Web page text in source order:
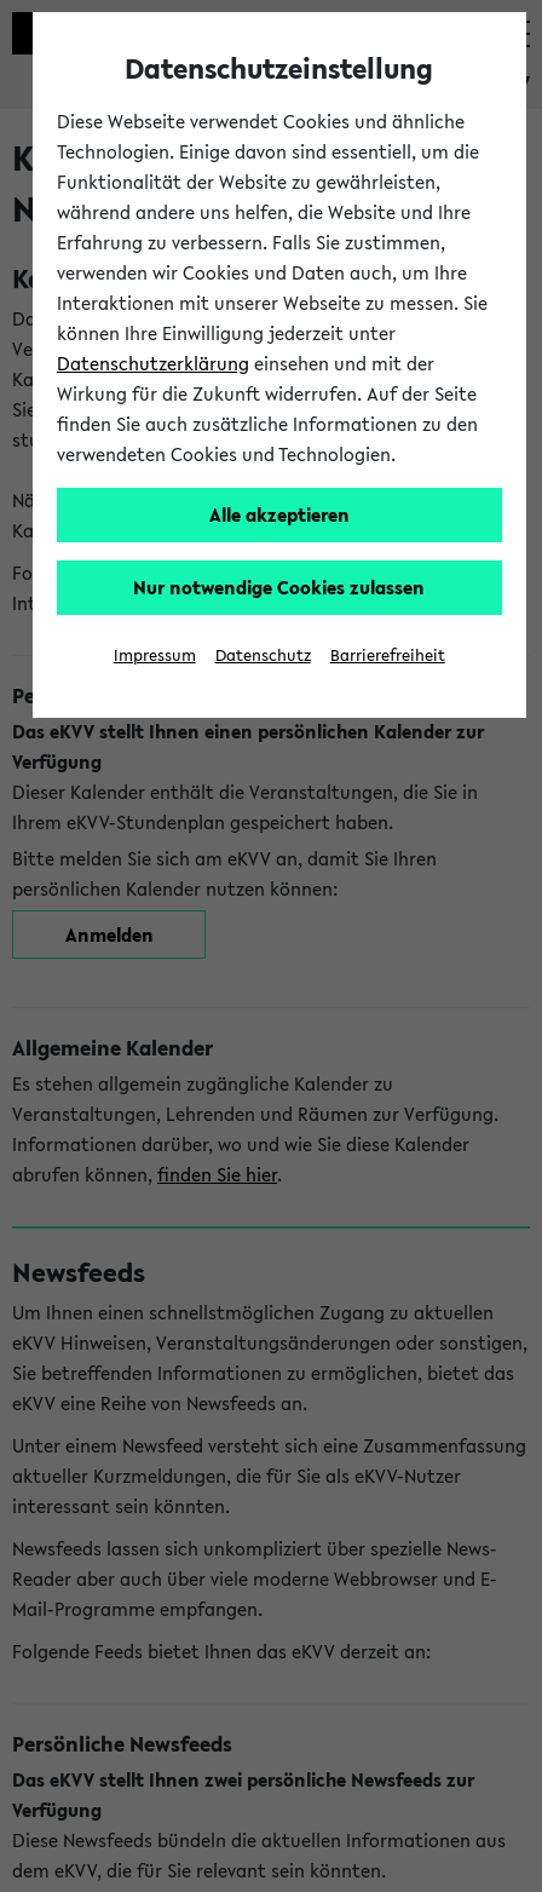
eKVV
Kalenderintegration und
Newsfeeds
Kalenderintegration
Das eKVV bietet Ihnen die Möglichkeit,
Veranstaltungstermine in eine Vielzahl von
Kalenderanwendungen einzubinden. Auf diese Weise können
Sie einen gemeinsamen Überblick über Ihre privaten und
studienbezogenen Termine erhalten.
Näheres zu Vorteilen und Funktionsweise der
Kalenderintegration können Sie auf unserer
Folgende Kalender bietet Ihnen das eKVV derzeit zur
Integration an:
Persönlicher Kalender
Das eKVV stellt Ihnen einen persönlichen Kalender zur
Verfügung
Dieser Kalender enthält die Veranstaltungen, die Sie in
Ihrem eKVV-Stundenplan gespeichert haben.
Bitte melden Sie sich am eKVV an, damit Sie Ihren
persönlichen Kalender nutzen können:
Anmelden
Allgemeine Kalender
Es stehen allgemein zugängliche Kalender zu
Veranstaltungen, Lehrenden und Räumen zur Verfügung.
Informationen darüber, wo und wie Sie diese Kalender
abrufen können, finden Sie hier.
Newsfeeds
Um Ihnen einen schnellstmöglichen Zugang zu aktuellen
eKVV Hinweisen, Veranstaltungsänderungen oder sonstigen,
Sie betreffenden Informationen zu ermöglichen, bietet das
eKVV eine Reihe von Newsfeeds an.
Unter einem Newsfeed versteht sich eine Zusammenfassung
aktueller Kurzmeldungen, die für Sie als eKVV-Nutzer
interessant sein könnten.
Newsfeeds lassen sich unkompliziert über spezielle News-
Reader aber auch über viele moderne Webbrowser und E-
Mail-Programme empfangen.
Folgende Feeds bietet Ihnen das eKVV derzeit an:
Persönliche Newsfeeds
Das eKVV stellt Ihnen zwei persönliche Newsfeeds zur
Verfügung
Diese Newsfeeds bündeln die aktuellen Informationen aus
dem eKVV, die für Sie relevant sein könnten.
Datenschutzeinstellung
Diese Webseite verwendet Cookies und ähnliche
Technologien. Einige davon sind essentiell, um die
Funktionalität der Website zu gewährleisten,
während andere uns helfen, die Website und Ihre
Erfahrung zu verbessern. Falls Sie zustimmen,
verwenden wir Cookies und Daten auch, um Ihre
Interaktionen mit unserer Webseite zu messen. Sie
können Ihre Einwilligung jederzeit unter
Datenschutzerklärung einsehen und mit der
Wirkung für die Zukunft widerrufen. Auf der Seite
finden Sie auch zusätzliche Informationen zu den
verwendeten Cookies und Technologien.
Alle akzeptieren
Nur notwendige Cookies zulassen
Impressum Datenschutz Barrierefreiheit